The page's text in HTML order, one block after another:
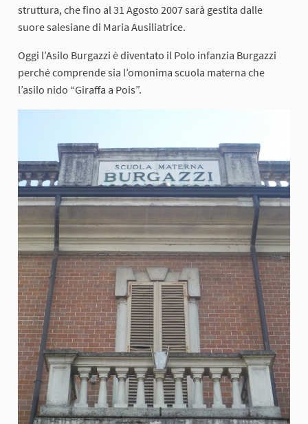
struttura, che fino al 31 Agosto 2007 sarà gestita dalle
suore salesiane di Maria Ausiliatrice.
Oggi l’Asilo Burgazzi è diventato il Polo infanzia Burgazzi
perché comprende sia l’omonima scuola materna che
l’asilo nido “Giraffa a Pois”.